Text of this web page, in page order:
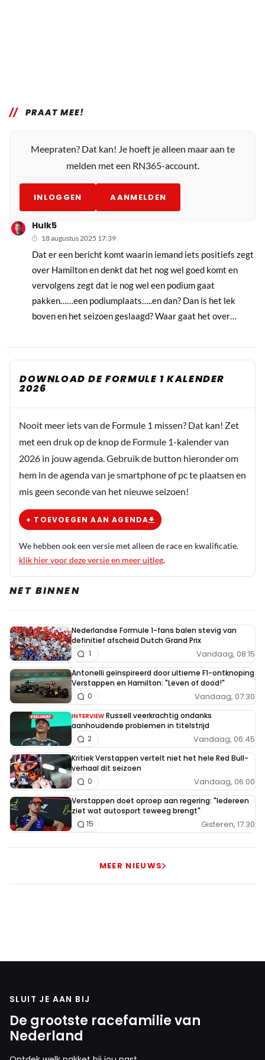
PRAAT MEE!
Meepraten? Dat kan! Je hoeft je alleen maar aan te
melden met een RN365-account.
INLOGGEN AANMELDEN
Hulk5
18 augustus 2025 17:39
Dat er een bericht komt waarin iemand iets positiefs zegt
over Hamilton en denkt dat het nog wel goed komt en
vervolgens zegt dat ie nog wel een podium gaat
pakken……een podiumplaats…..en dan? Dan is het lek
boven en het seizoen geslaagd? Waar gaat het over…
DOWNLOAD DE FORMULE 1 KALENDER
2026
Nooit meer iets van de Formule 1 missen? Dat kan! Zet
met een druk op de knop de Formule 1-kalender van
2026 in jouw agenda. Gebruik de button hieronder om
hem in de agenda van je smartphone of pc te plaatsen en
mis geen seconde van het nieuwe seizoen!
+ TOEVOEGEN AAN AGENDA
We hebben ook een versie met alleen de race en kwalificatie.
klik hier voor deze versie en meer uitleg.
NET BINNEN
Nederlandse Formule 1-fans balen stevig van
definitief afscheid Dutch Grand Prix
Vandaag, 08:15
1
Antonelli geïnspireerd door ultieme F1-ontknoping
Verstappen en Hamilton: "Leven of dood!"
Vandaag, 07:30
0
INTERVIEW Russell veerkrachtig ondanks
aanhoudende problemen in titelstrijd
Vandaag, 06:45
2
Kritiek Verstappen vertelt niet het hele Red Bull-
verhaal dit seizoen
Vandaag, 06:00
0
Verstappen doet oproep aan regering: "Iedereen
ziet wat autosport teweeg brengt"
Gisteren, 17:30
15
MEER NIEUWS
SLUIT JE AAN BIJ
De grootste racefamilie van
Nederland